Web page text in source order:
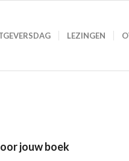
LEZINGEN
jouw boek